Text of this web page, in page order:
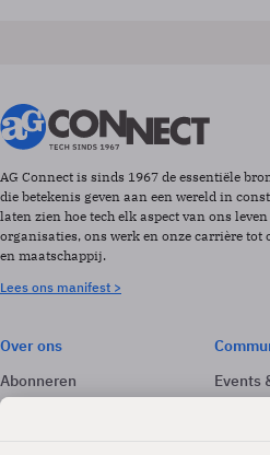
AG Connect is sinds 1967 de essentiële
die betekenis geven aan een wereld in
laten zien hoe tech elk aspect van ons
organisaties, ons werk en onze carrière tot
en maatschappij.
Lees ons manifest >
Over ons
Abonneren
Adverteren
Events